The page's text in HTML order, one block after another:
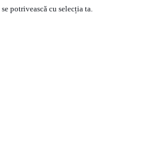
potrivească cu selecția ta.